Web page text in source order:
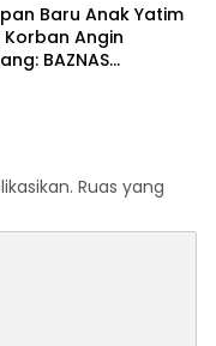
Baru Anak Yatim
Korban Angin
BAZNAS
Ruas yang